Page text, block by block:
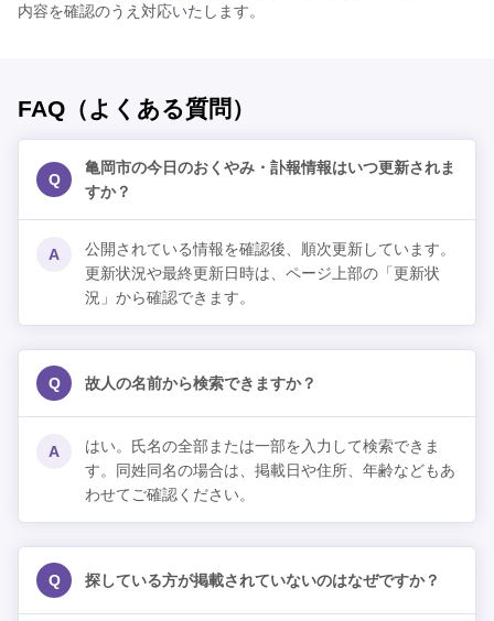
内容を確認のうえ対応いたします。
FAQ（よくある質問）
Q
亀岡市の今日のおくやみ・訃報情報はいつ更新されま
すか？
A
公開されている情報を確認後、順次更新しています。
更新状況や最終更新日時は、ページ上部の「更新状
況」から確認できます。
Q 故人の名前から検索できますか？
A
はい。氏名の全部または一部を入力して検索できま
す。同姓同名の場合は、掲載日や住所、年齢などもあ
わせてご確認ください。
Q 探している方が掲載されていないのはなぜですか？